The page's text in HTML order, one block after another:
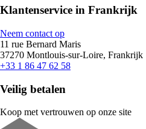
Klantenservice in Frankrijk
Neem contact op
11 rue Bernard Maris
37270 Montlouis-sur-Loire, Frankrijk
+33 1 86 47 62 58
Veilig betalen
Koop met vertrouwen op onze site